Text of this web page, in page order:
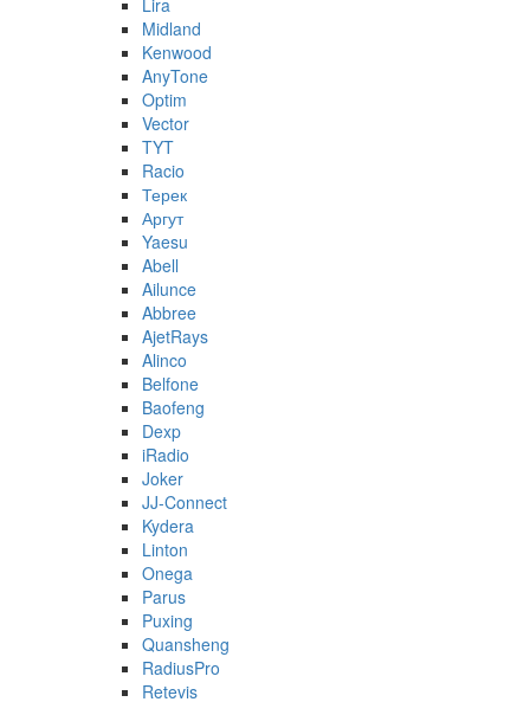
Midland
Kenwood
AnyTone
Optim
Vector
TYT
Racio
Терек
Аргут
Yaesu
Abell
Ailunce
Abbree
AjetRays
Alinco
Belfone
Baofeng
Dexp
iRadio
Joker
JJ-Connect
Kydera
Linton
Onega
Parus
Puxing
Quansheng
RadiusPro
Retevis